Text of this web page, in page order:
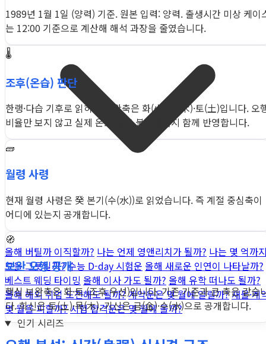
올해 버틸까 이직할까? 나는 언제 영앤리치가 될까? 나는 몇 억까
모을 그릇일까?수능 D-day 시험운 올해 새로운 인연이 나타날까?
베스트 웨딩 타이밍 올해 이사 가도 될까? 올해 유학 떠나도 될까?
올해 해외 취업 도전해도 될까?계약운은 몇 월에 열릴까?재물·계
몇 월을 피할까?시험 합격운은 몇 월에 올까?
인기 시리즈
1989년 1월 1일 (양력) 기준. 원본 입력: 양력. 출생시간 미상 케이
는 12:00 기준으로 계산해 해석 과장을 줄였습니다.
🌡️
조후(온습) 판단
한랭·다습 기후로 읽히며 보완축은 화(火)·목(木)·토(土)입니다. 오
비율만 보지 않고 실제 온도·습도 불균형까지 함께 반영합니다.
🧱
월령 사령
현재 월령 사령은 癸 본기(수(水))로 읽었습니다. 즉 계절 중심축이
어디에 있는지 공개합니다.
🧭
보완 오행 공개
핵심 보완축은 화·토 (조후 우선)입니다. 기존 기준과 큰 축은 같습
다. 희신은 토(土)·목(木), 기신은 금(金)·수(水)으로 공개합니다.